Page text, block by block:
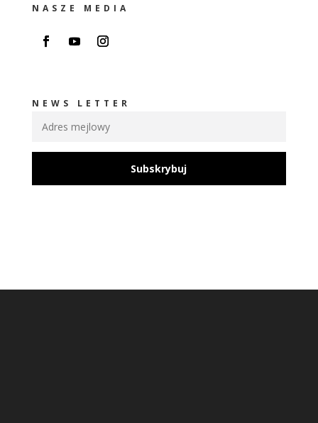
NASZE MEDIA
NEWS LETTER
Subskrybuj